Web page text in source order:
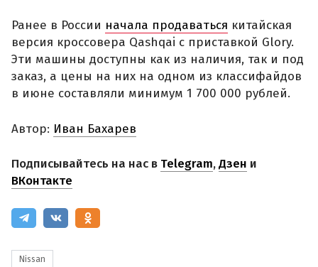
Ранее в России начала продаваться китайская
версия кроссовера Qashqai с приставкой Glory.
Эти машины доступны как из наличия, так и под
заказ, а цены на них на одном из классифайдов
в июне составляли минимум 1 700 000 рублей.
Автор: Иван Бахарев
Подписывайтесь на нас в Telegram,Дзен и
ВКонтакте
Nissan